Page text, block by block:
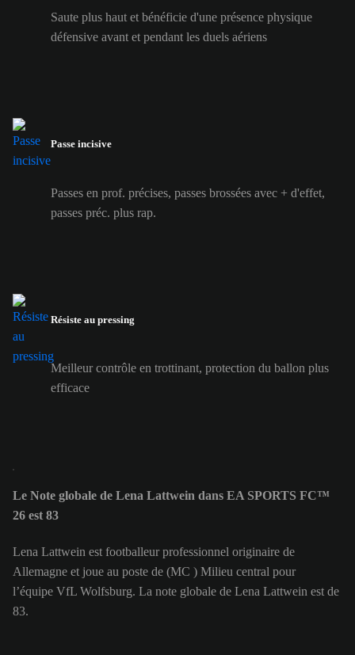
Saute plus haut et bénéficie d'une présence physique
défensive avant et pendant les duels aériens
Passe incisive
Passes en prof. précises, passes brossées avec + d'effet,
passes préc. plus rap.
Résiste au pressing
Meilleur contrôle en trottinant, protection du ballon plus
efficace
Le Note globale de Lena Lattwein dans EA SPORTS FC™
26 est 83
Lena Lattwein est footballeur professionnel originaire de
Allemagne et joue au poste de (MC ) Milieu central pour
l’équipe VfL Wolfsburg. La note globale de Lena Lattwein est de
83.